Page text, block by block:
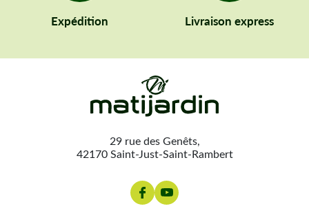
Expédition Livraison express
29 rue des Genêts,
42170 Saint-Just-Saint-Rambert